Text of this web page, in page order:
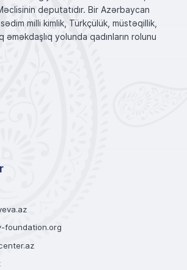
deputatıdır. Bir Azərbaycan
milli kimlik, Türkçülük, müstəqillik,
yolunda qadınların rolunu
foundation.org